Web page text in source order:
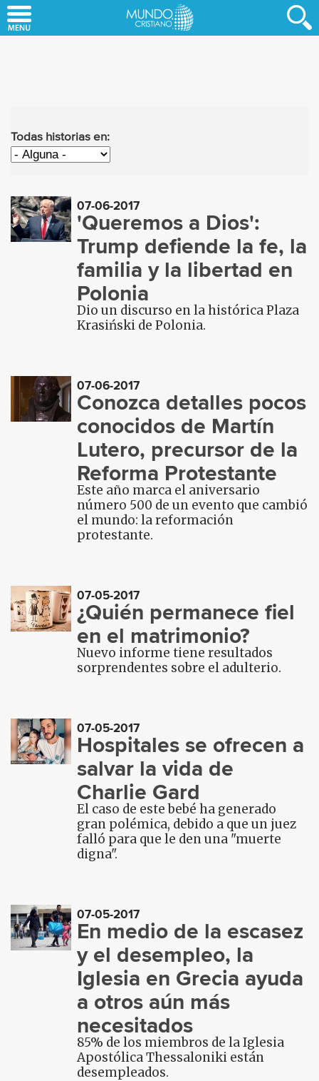
to
Todas historias en:
07-06-2017
'Queremos a Dios':
Trump defiende la fe, la
familia y la libertad en
Polonia
Dio un discurso en la histórica Plaza
Krasiński de Polonia.
07-06-2017
Conozca detalles pocos
conocidos de Martín
Lutero, precursor de la
Reforma Protestante
Este año marca el aniversario
número 500 de un evento que cambió
el mundo: la reformación
protestante.
07-05-2017
¿Quién permanece fiel
en el matrimonio?
Nuevo informe tiene resultados
sorprendentes sobre el adulterio.
07-05-2017
Hospitales se ofrecen a
salvar la vida de
Charlie Gard
El caso de este bebé ha generado
gran polémica, debido a que un juez
falló para que le den una "muerte
digna".
07-05-2017
En medio de la escasez
y el desempleo, la
Iglesia en Grecia ayuda
a otros aún más
necesitados
85% de los miembros de la Iglesia
Apostólica Thessaloniki están
desempleados.